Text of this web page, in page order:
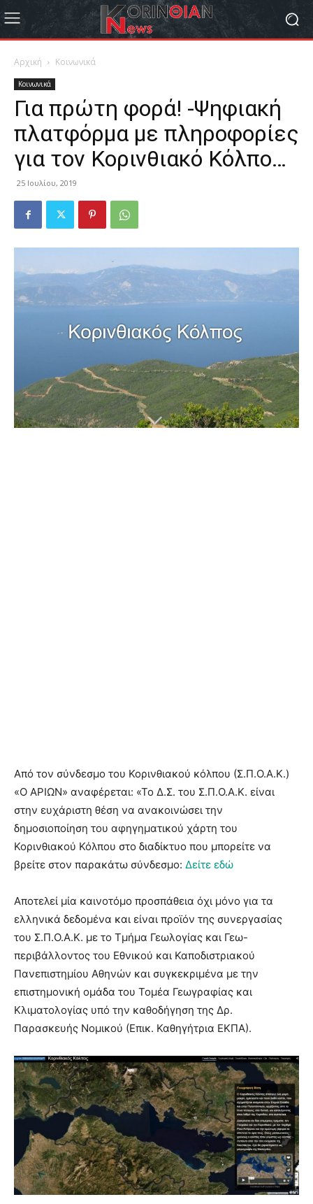
Αρχική Κοινωνικά
Κοινωνικά
Για πρώτη φορά! -Ψηφιακή
πλατφόρμα με πληροφορίες
για τον Κορινθιακό Κόλπο…
25 Ιουλίου, 2019
Από τον σύνδεσμο του Κορινθιακού κόλπου (Σ.Π.Ο.Α.Κ.)
«Ο ΑΡΙΩΝ» αναφέρεται: «Το Δ.Σ. του Σ.Π.Ο.Α.Κ. είναι
στην ευχάριστη θέση να ανακοινώσει την
δημοσιοποίηση του αφηγηματικού χάρτη του
Κορινθιακού Κόλπου στο διαδίκτυο που μπορείτε να
βρείτε στον παρακάτω σύνδεσμο: Δείτε εδώ
Αποτελεί μία καινοτόμο προσπάθεια όχι μόνο για τα
ελληνικά δεδομένα και είναι προϊόν της συνεργασίας
του Σ.Π.Ο.Α.Κ. με το Τμήμα Γεωλογίας και Γεω-
περιβάλλοντος του Εθνικού και Καποδιστριακού
Πανεπιστημίου Αθηνών και συγκεκριμένα με την
επιστημονική ομάδα του Τομέα Γεωγραφίας και
Κλιματολογίας υπό την καθοδήγηση της Δρ.
Παρασκευής Νομικού (Επικ. Καθηγήτρια ΕΚΠΑ).